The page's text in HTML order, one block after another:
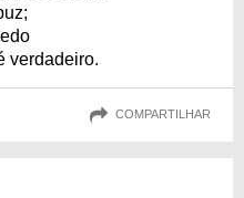
verdadeiro.
COMPARTILHAR